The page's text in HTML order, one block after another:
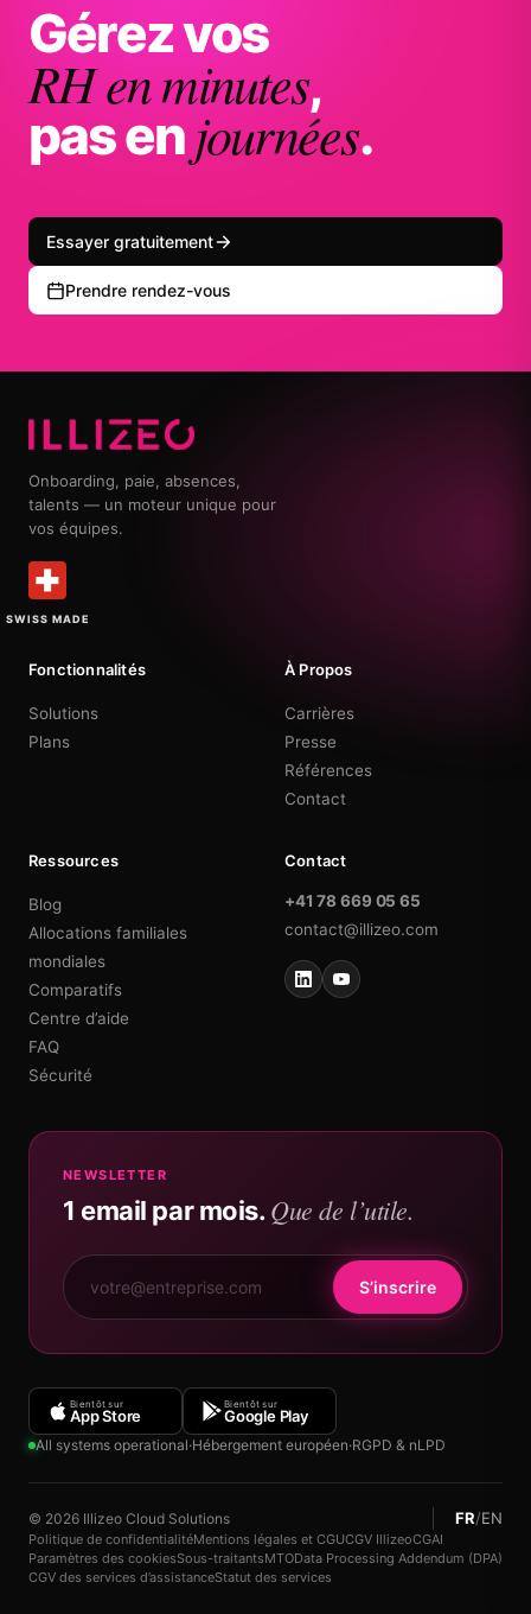
Gérez vos
RH en minutes,
pas enjournées.
Essayer gratuitement
Prendre rendez-vous
Onboarding, paie, absences,
talents — un moteur unique pour
vos équipes.
SWISS MADE
Fonctionnalités
Solutions
Plans
À Propos
Carrières
Presse
Références
Contact
Ressources
Blog
Allocations familiales
mondiales
Comparatifs
Centre d’aide
FAQ
Sécurité
Contact
+41 78 669 05 65
contact@illizeo.com
NEWSLETTER
1 email par mois. Que de l’utile.
S’inscrire
Bientôt sur
App Store
Bientôt sur
Google Play
All systems operational·Hébergement européen·RGPD & nLPD
© 2026 Illizeo Cloud Solutions FR/EN
Politique de confidentialitéMentions légales et CGUCGV IllizeoCGAI
Paramètres des cookiesSous-traitantsMTOData Processing Addendum (DPA)
CGV des services d’assistanceStatut des services